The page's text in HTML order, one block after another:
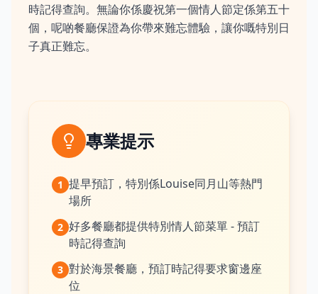
時記得查詢。無論你係慶祝第一個情人節定係第五十
個，呢啲餐廳保證為你帶來難忘體驗，讓你嘅特別日
子真正難忘。
專業提示
1 提早預訂，特別係Louise同月山等熱門
場所
2 好多餐廳都提供特別情人節菜單 - 預訂
時記得查詢
3 對於海景餐廳，預訂時記得要求窗邊座
位